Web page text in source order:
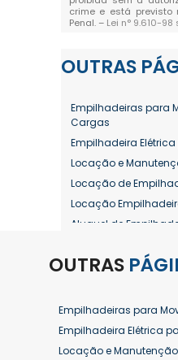
crime e está previsto
Penal. – Lei n° 9.610-
OUTRAS
Empilhadeiras para
Cargas
Empilhadeira
Locação e
Locação de
Locação
Aluguel de
Aluguel de
Aluguel de
Aluguel de
Aluguel de
OUTRAS
Empilhadeiras para
Empilhadeira Elétrica
Locação e